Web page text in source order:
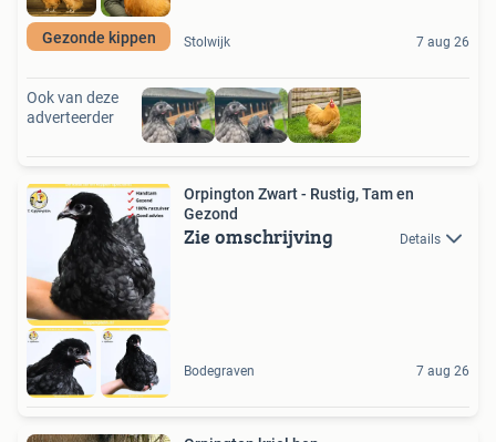
Gezonde kippen Stolwijk 7 aug 26
Ook van deze
adverteerder
Orpington Zwart - Rustig, Tam en
Gezond
Zie omschrijving Details
Bodegraven 7 aug 26